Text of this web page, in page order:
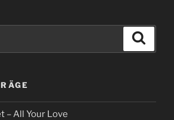
– All Your Love